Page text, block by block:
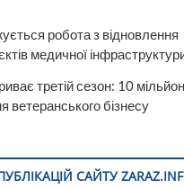
робота з відновлення
медичної
третій сезон: 10
ветеранського бізнесу
САЙТУ